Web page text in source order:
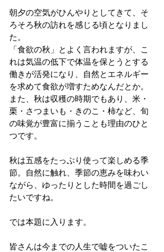
朝夕の空気がひんやりとしてきて、そ
ろそろ秋の訪れを感じる頃となりまし
た。
「食欲の秋」とよく言われますが、こ
れは気温の低下で体温を保とうとする
働きが活発になり、自然とエネルギー
を求めて食欲が増すためなんだとか。
また、秋は収穫の時期でもあり、米・
栗・さつまいも・きのこ・柿など、旬
の味覚が豊富に揃うことも理由のひと
つです。
秋は五感をたっぷり使って楽しめる季
節。自然に触れ、季節の恵みを味わい
ながら、ゆったりとした時間を過ごし
たいですね。
では本題に入ります。
皆さんは今までの人生で嘘をついたこ